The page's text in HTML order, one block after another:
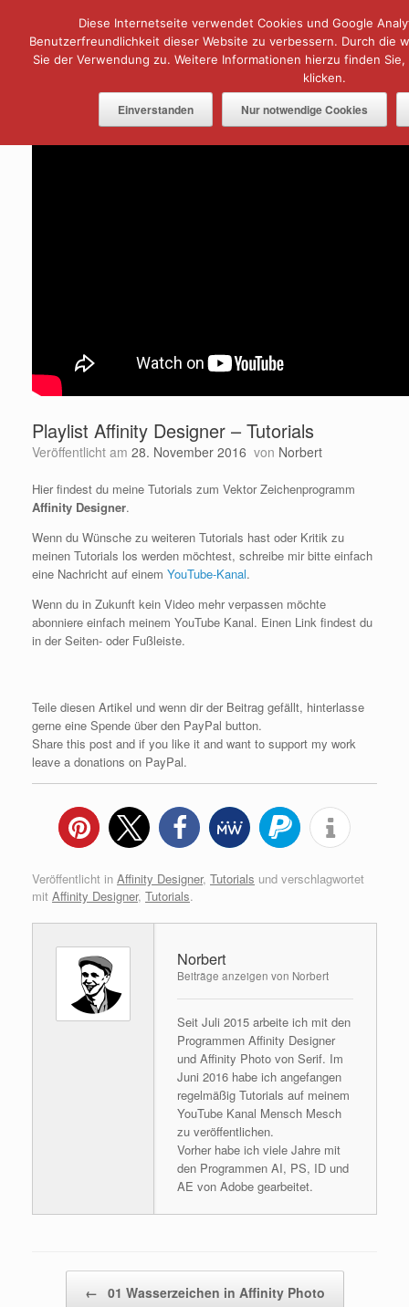
springen
Menü
Playlist Affinity Designer – Tutorials
Veröffentlicht am 28. November 2016 von Norbert
Hier findest du meine Tutorials zum Vektor Zeichenprogramm
Affinity Designer.
Wenn du Wünsche zu weiteren Tutorials hast oder Kritik zu
meinen Tutorials los werden möchtest, schreibe mir bitte einfach
eine Nachricht auf einem YouTube-Kanal.
Wenn du in Zukunft kein Video mehr verpassen möchte
abonniere einfach meinem YouTube Kanal. Einen Link findest du
in der Seiten- oder Fußleiste.
Teile diesen Artikel und wenn dir der Beitrag gefällt, hinterlasse
gerne eine Spende über den PayPal button.
Share this post and if you like it and want to support my work
leave a donations on PayPal.
Veröffentlicht in Affinity Designer, Tutorials und verschlagwortet
mit Affinity Designer, Tutorials.
Norbert
Beiträge anzeigen von Norbert
Seit Juli 2015 arbeite ich mit den
Programmen Affinity Designer
und Affinity Photo von Serif. Im
Juni 2016 habe ich angefangen
regelmäßig Tutorials auf meinem
YouTube Kanal Mensch Mesch
zu veröffentlichen.
Vorher habe ich viele Jahre mit
den Programmen AI, PS, ID und
AE von Adobe gearbeitet.
← 01 Wasserzeichen in Affinity Photo
Diese Internetseite verwendet Cookies und Google
Benutzerfreundlichkeit dieser Website zu verbessern. Durch die
Sie der Verwendung zu. Weitere Informationen hierzu finden
klicken.
Einverstanden Nur notwendige Cookies